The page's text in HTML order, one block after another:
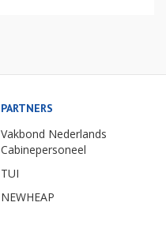
PARTNERS
Vakbond Nederlands
Cabinepersoneel
TUI
NEWHEAP